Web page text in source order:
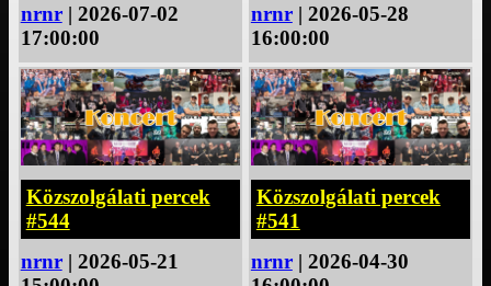
nrnr| 2026-07-02
17:00:00
nrnr| 2026-05-28
16:00:00
Közszolgálati percek
#544
nrnr| 2026-05-21
Közszolgálati percek
#541
nrnr| 2026-04-30